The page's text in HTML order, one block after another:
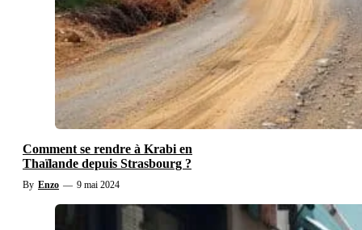
Comment se rendre à Krabi en
Thaïlande depuis Strasbourg ?
By Enzo — 9 mai 2024